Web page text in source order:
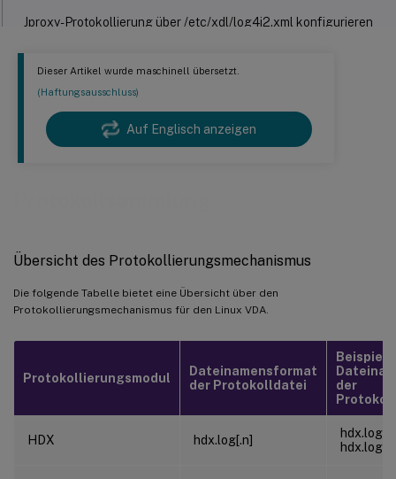
Dieser Artikel wurde maschinell übersetzt.
(Haftungsausschluss)
Auf Englisch anzeigen
Übersicht des Protokollierungsmechanismus
Die folgende Tabelle bietet eine Übersicht über den
Protokollierungsmechanismus für den Linux VDA.
Protokollierungsmodul
Dateinamensformat
der Protokolldatei
Beispiel
der
HDX hdx.log[.n]
hdx.log,
hdx.log.1
Jproxy-Protokollierung über /etc/xdl/log4j2.xml konfigurieren
HDX
-Protokollierung über das setlog-Dienstprogramm
Protokollsammlung
Fehlerbehebung